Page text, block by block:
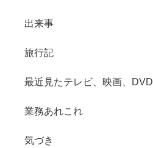
出来事
旅行記
最近見たテレビ、映画、DVD
業務あれこれ
気づき